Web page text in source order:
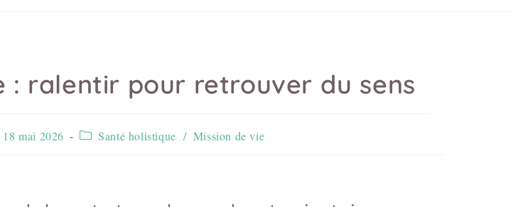
: ralentir pour retrouver du sens
18 mai 2026 Santé holistique / Mission de vie